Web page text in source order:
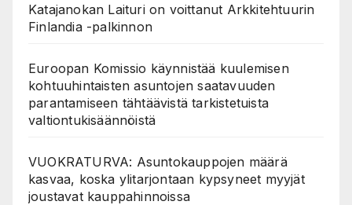
Katajanokan Laituri on voittanut Arkkitehtuurin
Finlandia -palkinnon
Euroopan Komissio käynnistää kuulemisen
kohtuuhintaisten asuntojen saatavuuden
parantamiseen tähtäävistä tarkistetuista
valtiontukisäännöistä
VUOKRATURVA: Asuntokauppojen määrä
kasvaa, koska ylitarjontaan kypsyneet myyjät
joustavat kauppahinnoissa